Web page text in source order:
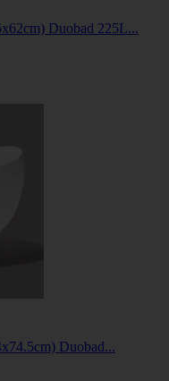
Duobad 225L...
Duobad...